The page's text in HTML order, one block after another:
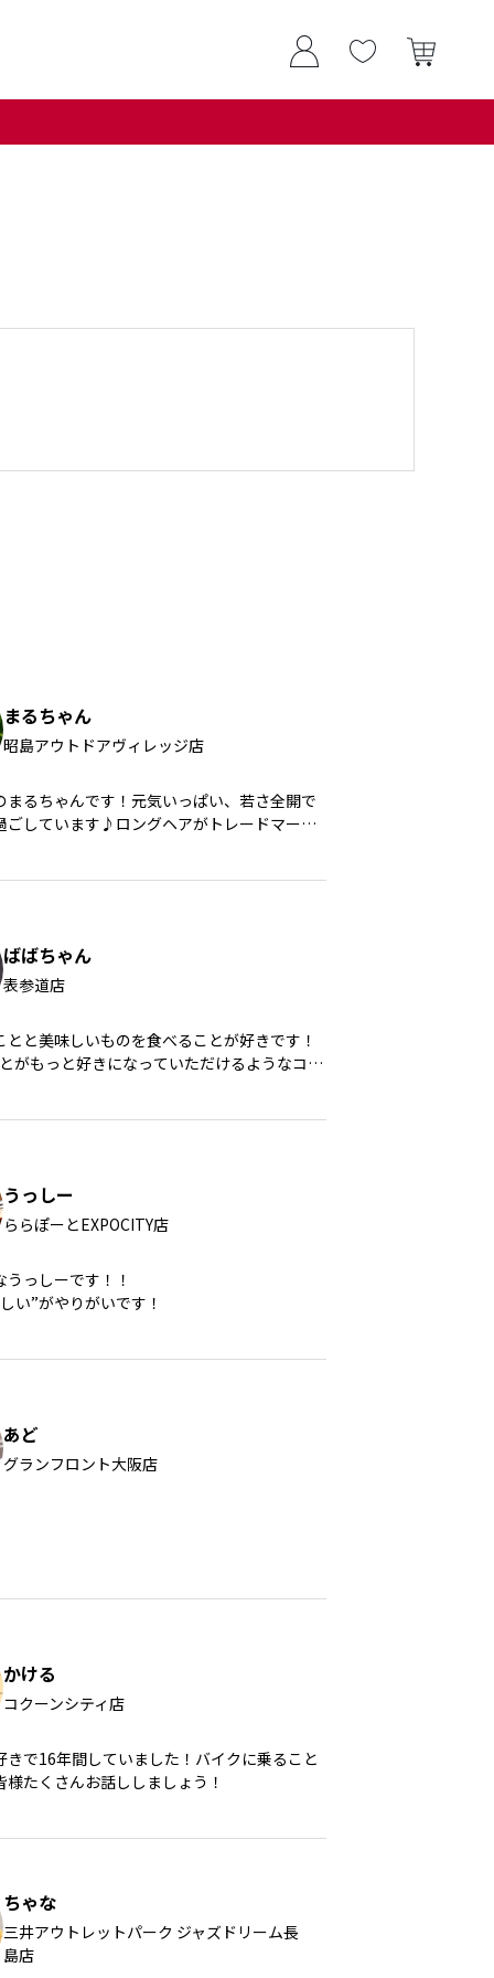
まるちゃん
昭島アウトドアヴィレッジ店
まるちゃんです！元気いっぱい、若さ全開で
ごしています♪ロングヘアがトレードマーク
ばばちゃん
表参道店
とと美味しいものを食べることが好きです！
がもっと好きになっていただけるようなコー
うっしー
ららぽーとEXPOCITY店
っしーです！！
い”がやりがいです！
あど
グランフロント大阪店
かける
コクーンシティ店
きで16年間していました！バイクに乗ること
たくさんお話ししましょう！
ちゃな
三井アウトレットパーク ジャズドリーム長
島店